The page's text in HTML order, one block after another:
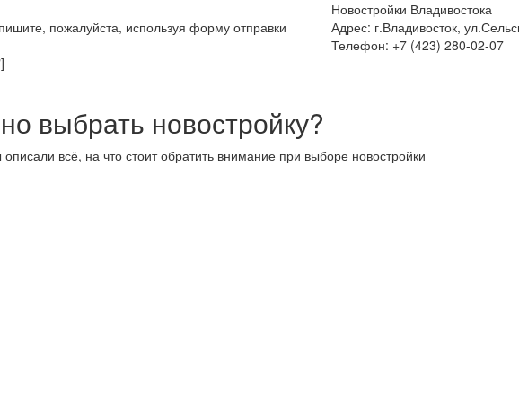
пожалуйста, используя форму отправки
Новостройки Владивостока
Адрес: г.Владивосток,
Телефон: +7 (423) 280-02-07
выбрать новостройку?
всё, на что стоит обратить внимание при выборе новостройки